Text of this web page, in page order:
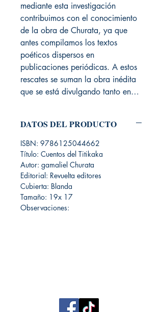
mediante esta investigación
contribuimos con el conocimiento
de la obra de Churata, ya que
antes compilamos los textos
poéticos dispersos en
publicaciones periódicas. A estos
rescates se suman la obra inédita
que se está divulgando tanto en…
DATOS DEL PRODUCTO
ISBN: 9786125044662
Título: Cuentos del Titikaka
Autor: gamaliel Churata
Editorial: Revuelta editores
Cubierta: Blanda
Tamaño: 19x 17
Observaciones: